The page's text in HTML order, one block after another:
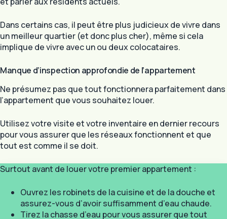
Dans certains cas, il peut être plus judicieux de vivre dans
un meilleur quartier (et donc plus cher), même si cela
implique de vivre avec un ou deux colocataires.
Manque d’inspection approfondie de l’appartement
Ne présumez pas que tout fonctionnera parfaitement dans
l’appartement que vous souhaitez louer.
Utilisez votre visite et votre inventaire en dernier recours
pour vous assurer que les réseaux fonctionnent et que
tout est comme il se doit.
Surtout avant de louer votre premier appartement :
Ouvrez les robinets de la cuisine et de la douche et
assurez-vous d’avoir suffisamment d’eau chaude.
Tirez la chasse d’eau pour vous assurer que tout